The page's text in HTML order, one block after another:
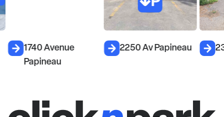
1740 Avenue
Papineau
2250 Av Papineau